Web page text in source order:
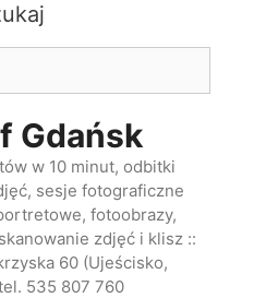
Gdańsk
w 10 minut, odbitki
sesje fotograficzne
fotoobrazy,
zdjęć i klisz ::
60 (Ujeścisko,
535 807 760